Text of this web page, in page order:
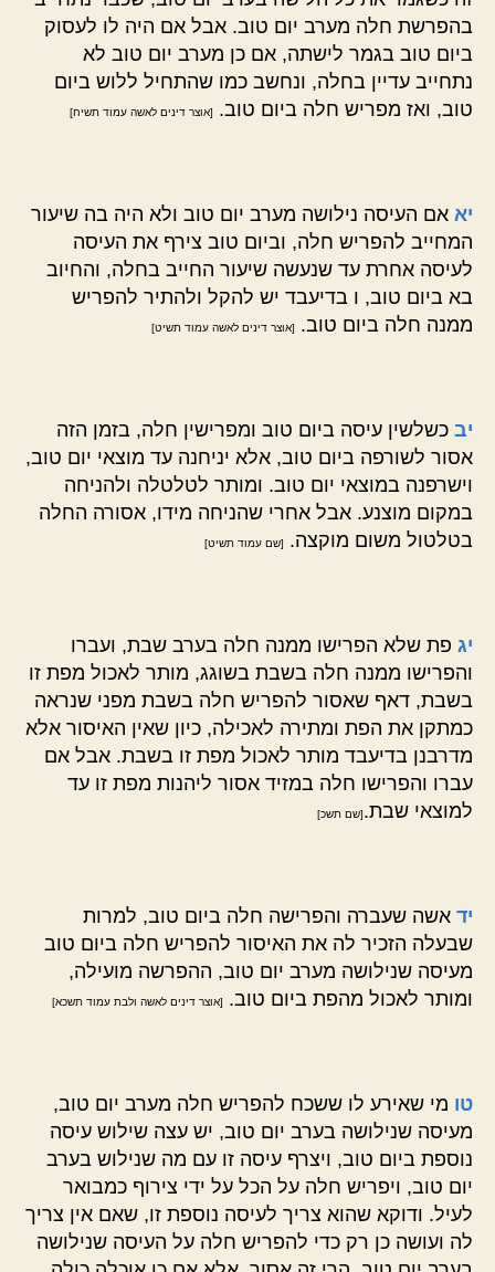
בהפרשת חלה מערב יום טוב. אבל אם היה לו לעסוק
ביום טוב בגמר לישתה, אם כן מערב יום טוב לא
נתחייב עדיין בחלה, ונחשב כמו שהתחיל ללוש ביום
טוב, ואז מפריש חלה ביום טוב.
[אוצר דינים לאשה עמוד תשיח]
יא אם העיסה נילושה מערב יום טוב ולא היה בה שיעור
המחייב להפריש חלה, וביום טוב צירף את העיסה
לעיסה אחרת עד שנעשה שיעור החייב בחלה, והחיוב
בא ביום טוב, ו בדיעבד יש להקל ולהתיר להפריש
ממנה חלה ביום טוב.
[אוצר דינים לאשה עמוד תשיט]
יב כשלשין עיסה ביום טוב ומפרישין חלה, בזמן הזה
אסור לשורפה ביום טוב, אלא יניחנה עד מוצאי יום טוב,
וישרפנה במוצאי יום טוב. ומותר לטלטלה ולהניחה
במקום מוצנע. אבל אחרי שהניחה מידו, אסורה החלה
בטלטול משום מוקצה.
[שם עמוד תשיט]
יג פת שלא הפרישו ממנה חלה בערב שבת, ועברו
והפרישו ממנה חלה בשבת בשוגג, מותר לאכול מפת זו
בשבת, דאף שאסור להפריש חלה בשבת מפני שנראה
כמתקן את הפת ומתירה לאכילה, כיון שאין האיסור אלא
מדרבנן בדיעבד מותר לאכול מפת זו בשבת. אבל אם
עברו והפרישו חלה במזיד אסור ליהנות מפת זו עד
למוצאי שבת.[שם תשכ]
יד אשה שעברה והפרישה חלה ביום טוב, למרות
שבעלה הזכיר לה את האיסור להפריש חלה ביום טוב
מעיסה שנילושה מערב יום טוב, ההפרשה מועילה,
ומותר לאכול מהפת ביום טוב.
[אוצר דינים לאשה ולבת עמוד תשכא]
טו מי שאירע לו ששכח להפריש חלה מערב יום טוב,
מעיסה שנילושה בערב יום טוב, יש עצה שילוש עיסה
נוספת ביום טוב, ויצרף עיסה זו עם מה שנילוש בערב
יום טוב, ויפריש חלה על הכל על ידי צירוף כמבואר
לעיל. ודוקא שהוא צריך לעיסה נוספת זו, שאם אין צריך
לה ועושה כן רק כדי להפריש חלה על העיסה שנילושה